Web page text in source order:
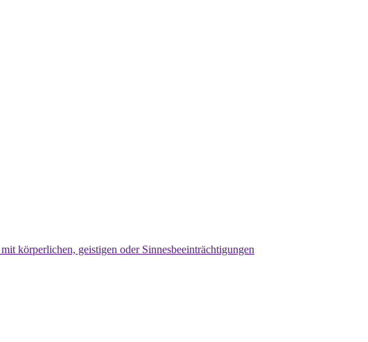
körperlichen, geistigen oder Sinnesbeeinträchtigungen